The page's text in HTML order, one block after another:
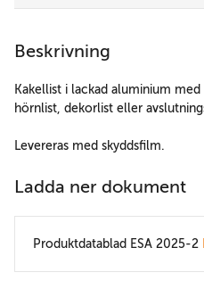
Beskrivning
Kakellist i lackad aluminium
hörnlist, dekorlist eller
Levereras med skyddsfilm.
Ladda ner dokument
Produktdatablad ESA 2025-2